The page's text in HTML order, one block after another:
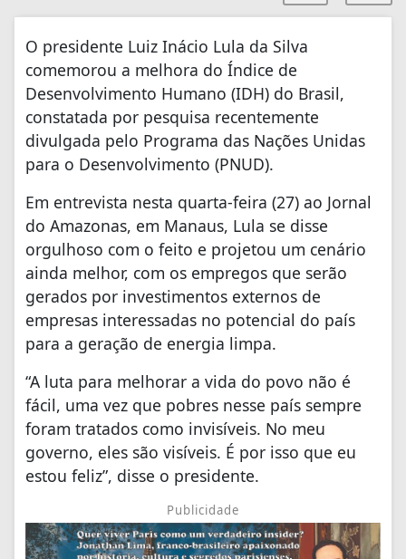
O presidente Luiz Inácio Lula da Silva
comemorou a melhora do Índice de
Desenvolvimento Humano (IDH) do Brasil,
constatada por pesquisa recentemente
divulgada pelo Programa das Nações Unidas
para o Desenvolvimento (PNUD).
Em entrevista nesta quarta-feira (27) ao Jornal
do Amazonas, em Manaus, Lula se disse
orgulhoso com o feito e projetou um cenário
ainda melhor, com os empregos que serão
gerados por investimentos externos de
empresas interessadas no potencial do país
para a geração de energia limpa.
“A luta para melhorar a vida do povo não é
fácil, uma vez que pobres nesse país sempre
foram tratados como invisíveis. No meu
governo, eles são visíveis. É por isso que eu
estou feliz”, disse o presidente.
Publicidade